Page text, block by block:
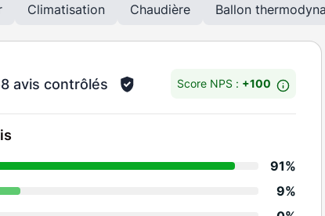
Climatisation Chaudière Ballon
avis contrôlés Score NPS : +100
91%
9%